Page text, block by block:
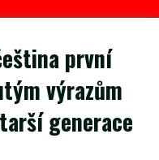
první
výrazům
generace